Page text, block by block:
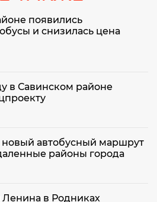
появились
и снизилась цена
в Савинском районе
автобусный маршрут
районы города
в Родниках